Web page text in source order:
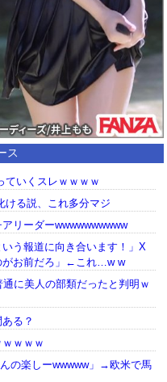
ス
ていくスレｗｗｗｗ
ける説、これ多分マジ
リーダーwwwwwwwwww
いう報道に向き合います！」X
がお前だろ」←これ…w w
に美人の部類だったと判明ｗ
る？
ｗｗｗ
の楽しーwwwww」→欧米で馬